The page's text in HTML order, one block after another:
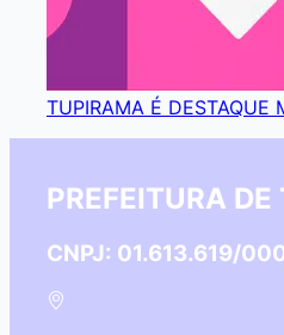
TUPIRAMA É DESTAQUE
PREFEITURA
CNPJ: 01.613.619/